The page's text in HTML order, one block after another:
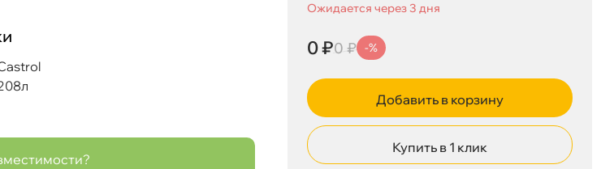
Ожидается через 3 дня
0 ₽0 ₽ -%
Добавить в корзину
Купить в 1 клик